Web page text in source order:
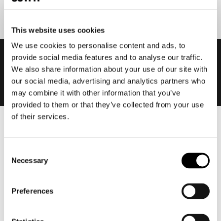
This website uses cookies
We use cookies to personalise content and ads, to
provide social media features and to analyse our traffic.
We also share information about your use of our site with
our social media, advertising and analytics partners who
may combine it with other information that you’ve
provided to them or that they’ve collected from your use
of their services.
Selection
Necessary
Preferences
Motorjas heren